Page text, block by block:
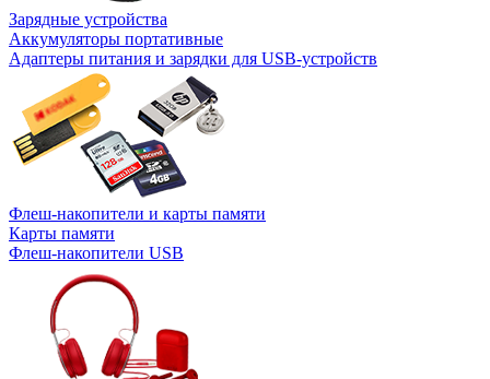
Зарядные устройства
Аккумуляторы портативные
Адаптеры питания и зарядки для USB-устройств
Флеш-накопители и карты памяти
Карты памяти
Флеш-накопители USB